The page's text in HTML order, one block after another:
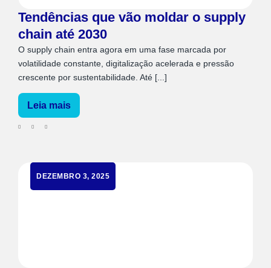
Tendências que vão moldar o supply
chain até 2030
O supply chain entra agora em uma fase marcada por
volatilidade constante, digitalização acelerada e pressão
crescente por sustentabilidade. Até [...]
Leia mais
DEZEMBRO 3, 2025